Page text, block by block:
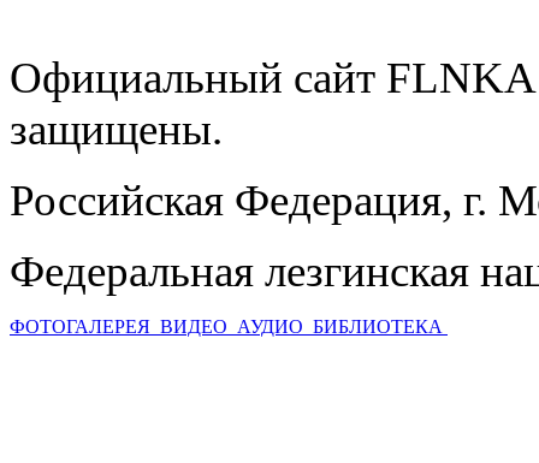
Официальный сайт
защищены.
Российская Федерация, г.
Федеральная лезгинская
ФОТОГАЛЕРЕЯ ВИДЕО АУДИО БИБЛИОТЕКА